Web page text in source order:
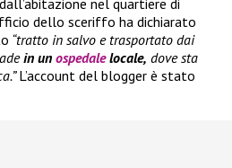
nel quartiere di
dello sceriffo ha dichiarato
“tratto in salvo e trasportato dai
in un ospedalelocale, dove sta
L’account del blogger è stato